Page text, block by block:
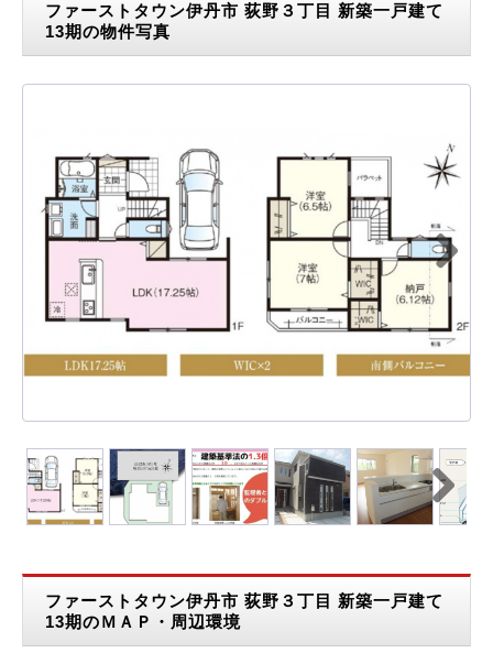
ファーストタウン伊丹市 荻野３丁目 新築一戸建て
13期の物件写真
Next
Next
ファーストタウン伊丹市 荻野３丁目 新築一戸建て
13期のＭＡＰ・周辺環境